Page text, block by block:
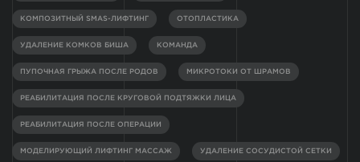
КОМПОЗИТНЫЙ SMAS-ЛИФТИНГ ОТОПЛАСТИКА
УДАЛЕНИЕ КОМКОВ БИША КОМАНДА
ПУПОЧНАЯ ГРЫЖА ПОСЛЕ РОДОВ МИКРОТОКИ ОТ ШРАМОВ
РЕАБИЛИТАЦИЯ ПОСЛЕ КРУГОВОЙ ПОДТЯЖКИ ЛИЦА
РЕАБИЛИТАЦИЯ ПОСЛЕ ОПЕРАЦИИ
МОДЕЛИРУЮЩИЙ ЛИФТИНГ МАССАЖ УДАЛЕНИЕ СОСУДИСТОЙ СЕТКИ